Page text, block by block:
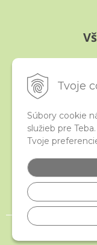
Tvoje
Súbory cookie
služieb pre
Tvoje
© 2026 istraka.sk -